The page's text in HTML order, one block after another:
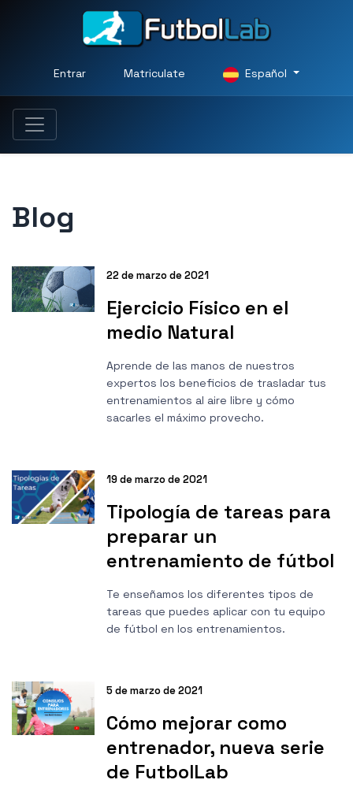
Entrar Matriculate Español
Blog
22 de marzo de 2021
Ejercicio Físico en el
medio Natural
Aprende de las manos de nuestros
expertos los beneficios de trasladar tus
entrenamientos al aire libre y cómo
sacarles el máximo provecho.
19 de marzo de 2021
Tipología de tareas para
preparar un
entrenamiento de fútbol
Te enseñamos los diferentes tipos de
tareas que puedes aplicar con tu equipo
de fútbol en los entrenamientos.
5 de marzo de 2021
Cómo mejorar como
entrenador, nueva serie
de FutbolLab